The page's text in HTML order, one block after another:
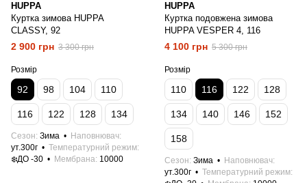
HUPPA
Куртка зимова HUPPA
CLASSY, 92
2 900 грн 3 300 грн
Розмір
92 98 104 110
116 122 128 134
Сезон Зима
Наповнювач
ут.300г
Температурний режим
❄️ДО -30
Мембрана 10000
HUPPA
Куртка подовжена зимова
HUPPA VESPER 4, 116
4 100 грн 5 300 грн
Розмір
110 116 122 128
134 140 146 152
158
Сезон Зима
Наповнювач
ут.300г
Температурний режим